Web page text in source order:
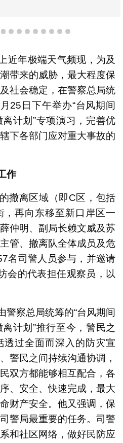
8 9 10111213141516
近年极端天气频现，为及
带来的威胁，最大程度保
社会稳定，在警察总局统
25日下午举办“台风期间
计划”专项演习，完善优
下各部门应对重大事故的
作
撤离区域（即C区，包括
，再向东移至新口岸区一
仲明、副局长赖文威及苏
管、撤离队全体成员及危
名司警人员参与，并邀请
会的代表担任观察员，以
警察总局统筹的“台风期间
计划”推行至今，警民之
透过全面而深入的防灾宣
警民之间持续沟通协调，
双方都能够相互配合，各
、安全、快速完成，最大
财产安全。他又强调，保
警局最重要的任务。司警
和社区网络，做好民防应